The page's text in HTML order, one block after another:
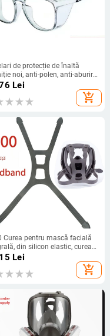
de protecție de înaltă
noi, anti-polen, anti-aburire,
anti-praf, anti-stropire,
de protecție unisex pentru
în aer liber
Lei
add_shopping_cart
Curea pentru mască facială
din silicon elastic, curea
durabilă
Lei
add_shopping_cart